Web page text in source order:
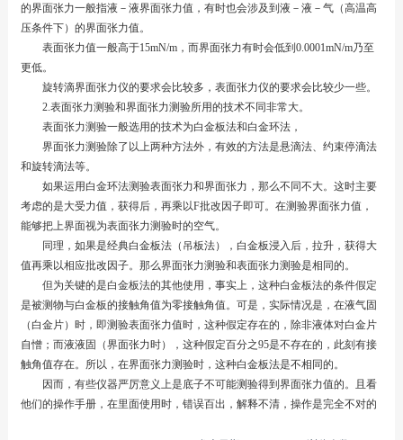
的界面张力一般指液－液界面张力值，有时也会涉及到液－液－气（高温高
压条件下）的界面张力值。
表面张力值一般高于15mN/m，而界面张力有时会低到0.0001mN/m乃至
更低。
旋转滴界面张力仪的要求会比较多，表面张力仪的要求会比较少一些。
2.表面张力测验和界面张力测验所用的技术不同非常大。
表面张力测验一般选用的技术为白金板法和白金环法，
界面张力测验除了以上两种方法外，有效的方法是悬滴法、约束停滴法
和旋转滴法等。
如果运用白金环法测验表面张力和界面张力，那么不同不大。这时主要
考虑的是大受力值，获得后，再乘以F批改因子即可。在测验界面张力值，
能够把上界面视为表面张力测验时的空气。
同理，如果是经典白金板法（吊板法），白金板浸入后，拉升，获得大
值再乘以相应批改因子。那么界面张力测验和表面张力测验是相同的。
但为关键的是白金板法的其他使用，事实上，这种白金板法的条件假定
是被测物与白金板的接触角值为零接触角值。可是，实际情况是，在液气固
（白金片）时，即测验表面张力值时，这种假定存在的，除非液体对白金片
自憎；而液液固（界面张力时），这种假定百分之95是不存在的，此刻有接
触角值存在。所以，在界面张力测验时，这种白金板法是不相同的。
因而，有些仪器严厉意义上是底子不可能测验得到界面张力值的。且看
他们的操作手册，在里面使用时，错误百出，解释不清，操作是完全不对的